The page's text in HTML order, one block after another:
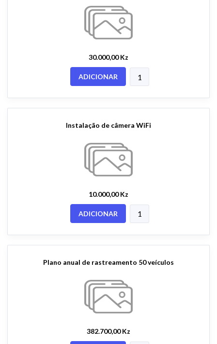
30.000,00 Kz
ADICIONAR
Instalação de câmera WiFi
10.000,00 Kz
ADICIONAR
Plano anual de rastreamento 50 veículos
382.700,00 Kz